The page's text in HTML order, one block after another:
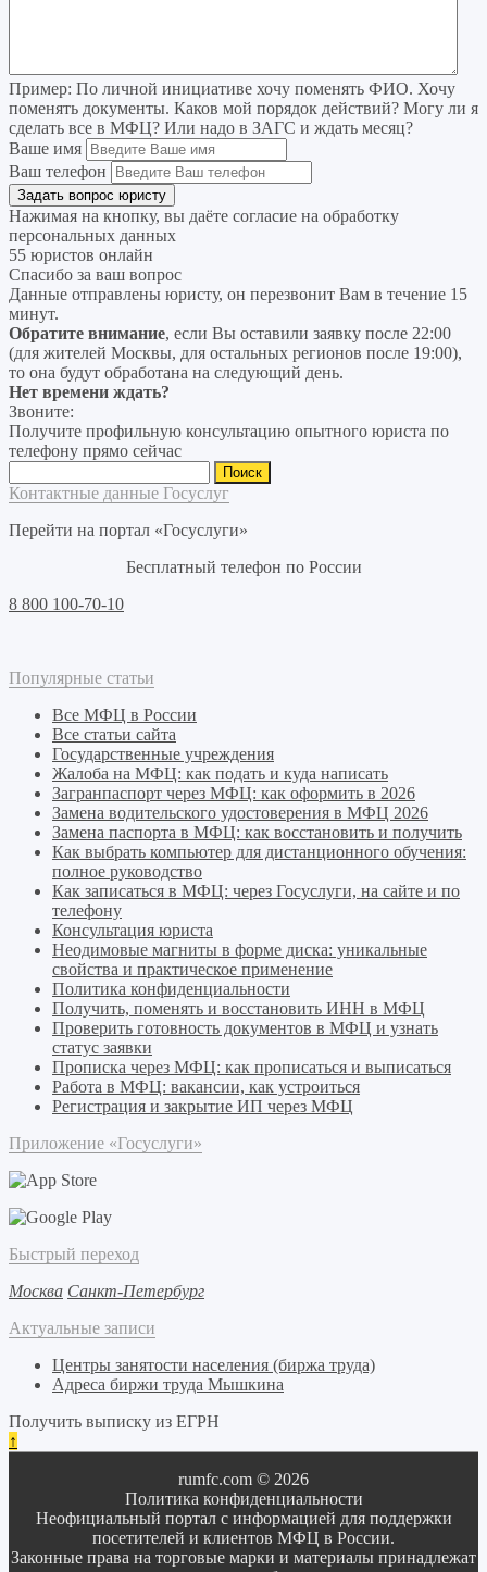
Пример: По личной инициативе хочу поменять ФИО. Хочу
поменять документы. Каков мой порядок действий? Могу ли я
сделать все в МФЦ? Или надо в ЗАГС и ждать месяц?
Ваше имя
Ваш телефон
Нажимая на кнопку, вы даёте согласие на обработку
персональных данных
55 юристов онлайн
Спасибо за ваш вопрос
Данные отправлены юристу, он перезвонит Вам в течение 15
минут.
Обратите внимание, если Вы оставили заявку после 22:00
(для жителей Москвы, для остальных регионов после 19:00),
то она будут обработана на следующий день.
Нет времени ждать?
Звоните:
Получите профильную консультацию опытного юриста по
телефону прямо сейчас
Контактные данные Госуслуг
Перейти на портал «Госуслуги»
Бесплатный телефон по России
8 800 100-70-10
Популярные статьи
Все МФЦ в России
Все статьи сайта
Государственные учреждения
Жалоба на МФЦ: как подать и куда написать
Загранпаспорт через МФЦ: как оформить в 2026
Замена водительского удостоверения в МФЦ 2026
Замена паспорта в МФЦ: как восстановить и получить
Как выбрать компьютер для дистанционного обучения:
полное руководство
Как записаться в МФЦ: через Госуслуги, на сайте и по
телефону
Консультация юриста
Неодимовые магниты в форме диска: уникальные
свойства и практическое применение
Политика конфиденциальности
Получить, поменять и восстановить ИНН в МФЦ
Проверить готовность документов в МФЦ и узнать
статус заявки
Прописка через МФЦ: как прописаться и выписаться
Работа в МФЦ: вакансии, как устроиться
Регистрация и закрытие ИП через МФЦ
Приложение «Госуслуги»
Быстрый переход
Москва Санкт-Петербург
Актуальные записи
Центры занятости населения (биржа труда)
Адреса биржи труда Мышкина
Получить выписку из ЕГРН
↑
rumfc.com © 2026
Политика конфиденциальности
Неофициальный портал с информацией для поддержки
посетителей и клиентов МФЦ в России.
Законные права на торговые марки и материалы принадлежат